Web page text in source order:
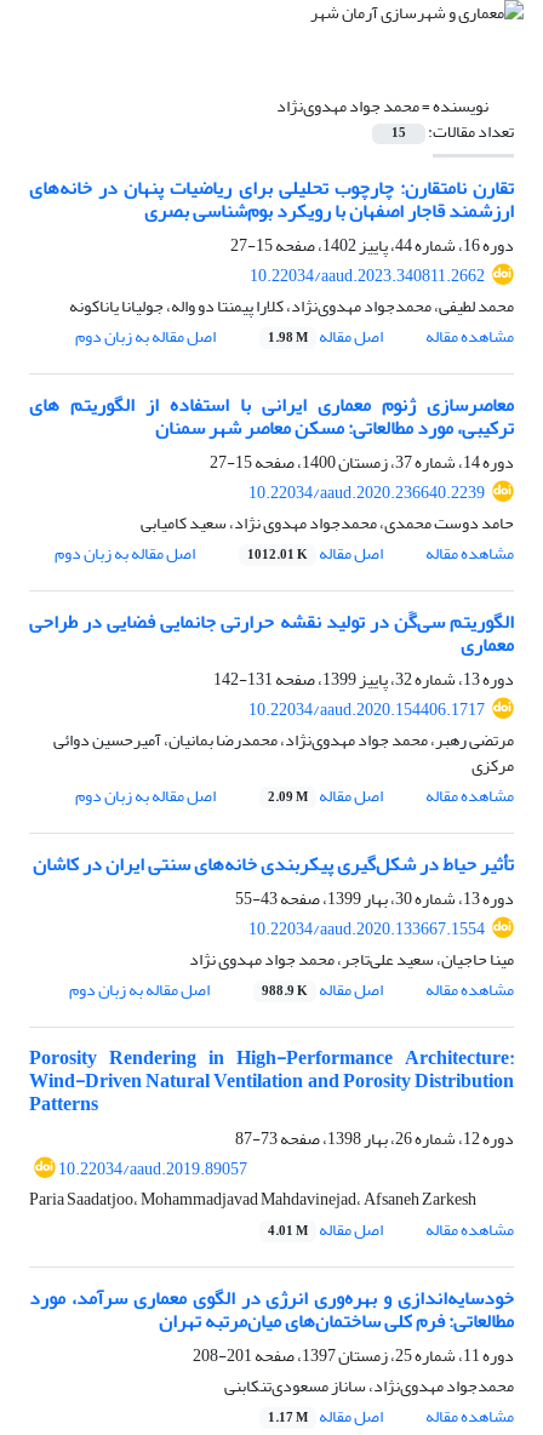
نویسنده =محمد جواد مهدوی‌نژاد
تعداد مقالات: 15
تقارن نامتقارن: چارچوب تحلیلی برای ریاضیات پنهان در خانه‌های
ارزشمند قاجار اصفهان با رویکرد بوم‌شناسی بصری
دوره 16، شماره 44، پاییز 1402، صفحه
15-27
10.22034/aaud.2023.340811.2662
محمد لطیفی، محمدجواد مهدوی‌نژاد، کلارا پیمنتا دو واله، جولیانا یاناکونه
مشاهده مقاله
اصل مقاله 1.98 M اصل مقاله به زبان دوم
معاصرسازی ژنوم معماری ایرانی با استفاده از الگوریتم های
ترکیبی، مورد مطالعاتی: مسکن معاصر شهر سمنان
دوره 14، شماره 37، زمستان 1400، صفحه
15-27
10.22034/aaud.2020.236640.2239
حامد دوست محمدی، محمدجواد مهدوی نژاد، سعید کامیابی
مشاهده مقاله
اصل مقاله 1012.01 K اصل مقاله به زبان دوم
الگوریتم سی‌گَن در تولید نقشه حرارتی جانمایی فضایی در طراحی
معماری
دوره 13، شماره 32، پاییز 1399، صفحه
131-142
10.22034/aaud.2020.154406.1717
مرتضی رهبر، محمد جواد مهدوی‌نژاد، محمدرضا بمانیان، آمیرحسین دوائی
مرکزی
مشاهده مقاله
اصل مقاله 2.09 M اصل مقاله به زبان دوم
تأثیر حیاط در شکل‌گیری پیکربندی خانه‌های سنتی ایران در کاشان
دوره 13، شماره 30، بهار 1399، صفحه
43-55
10.22034/aaud.2020.133667.1554
مینا حاجیان، سعید علی‌تاجر، محمد جواد مهدوی نژاد
مشاهده مقاله
اصل مقاله 988.9 K اصل مقاله به زبان دوم
Porosity Rendering in High-Performance Architecture:
Wind-Driven Natural Ventilation and Porosity Distribution
Patterns
دوره 12، شماره 26، بهار 1398، صفحه
73-87
10.22034/aaud.2019.89057
Paria Saadatjoo، Mohammadjavad Mahdavinejad، Afsaneh Zarkesh
مشاهده مقاله
اصل مقاله 4.01 M
خودسایه‌اندازی و بهره‌وری انرژی در الگوی معماری سرآمد، مورد
مطالعاتی: فرم کلی ساختمان‌های میان‌مرتبه تهران
دوره 11، شماره 25، زمستان 1397، صفحه
201-208
محمدجواد مهدوی‌نژاد، ساناز مسعودی‌تنکابنی
مشاهده مقاله
اصل مقاله 1.17 M